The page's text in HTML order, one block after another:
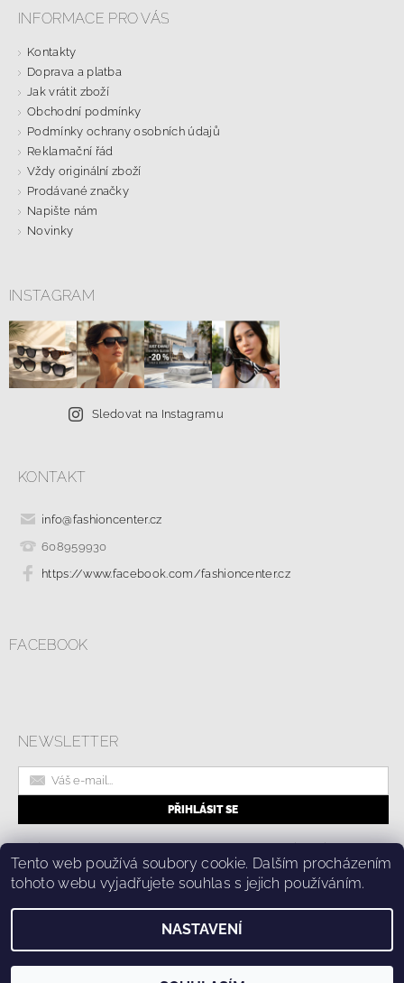
INFORMACE PRO VÁS
Kontakty
Doprava a platba
Jak vrátit zboží
Obchodní podmínky
Podmínky ochrany osobních údajů
Reklamační řád
Vždy originální zboží
Prodávané značky
Napište nám
Novinky
INSTAGRAM
Sledovat na Instagramu
KONTAKT
info@fashioncenter.cz
608959930
https://www.facebook.com/fashioncenter.cz
FACEBOOK
NEWSLETTER
|
| Ochrana osobních údajů a cookies
2026 © Fashion Center, všechna práva vyhrazena
Tento web používá soubory cookie. Dalším procházením
tohoto webu vyjadřujete souhlas s jejich používáním.
NASTAVENÍ